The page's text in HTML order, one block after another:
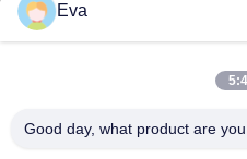
86-020-3156-0583
China Boa Qualidade Sistema
Eva
Good day, what product are